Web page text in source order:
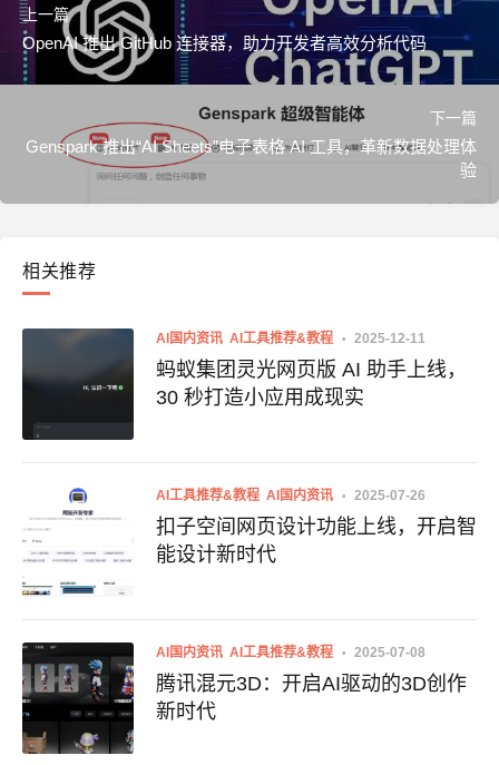
上一篇
OpenAI 推出 GitHub 连接器，助力开发者高效分析代码
下一篇
Genspark 推出“AI Sheets”电子表格 AI 工具，革新数据处理体
验
相关推荐
AI国内资讯 AI工具推荐&教程 2025-12-11
蚂蚁集团灵光网页版 AI 助手上线，
30 秒打造小应用成现实
AI工具推荐&教程 AI国内资讯 2025-07-26
扣子空间网页设计功能上线，开启智
能设计新时代
AI国内资讯 AI工具推荐&教程 2025-07-08
腾讯混元3D：开启AI驱动的3D创作
新时代